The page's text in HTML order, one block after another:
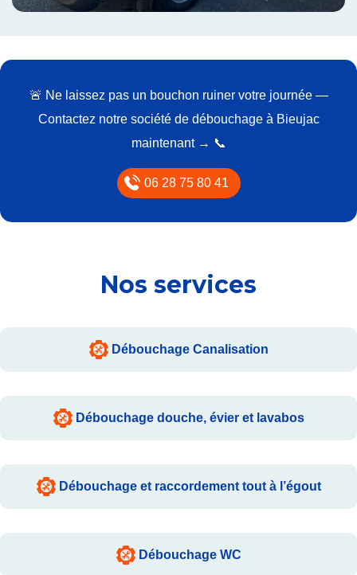
🚨 Ne laissez pas un bouchon ruiner votre journée —
Contactez notre société de débouchage à Bieujac
maintenant→ 📞
06 28 75 80 41
Nos services
Débouchage Canalisation
Débouchage douche, évier et lavabos
Débouchage et raccordement tout à l’égout
Débouchage WC